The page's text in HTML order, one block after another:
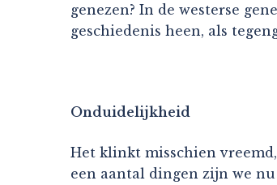
genezen? In de westerse
geschiedenis heen, als
Onduidelijkheid
Het klinkt misschien
een aantal dingen zijn we